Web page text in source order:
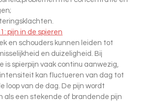
pijn in de spieren
en schouders kunnen leiden tot
en duizeligheid. Bij
is spierpijn vaak continu aanwezig,
kan fluctueren van dag tot
loop van de dag. De pijn wordt
als een stekende of brandende pijn